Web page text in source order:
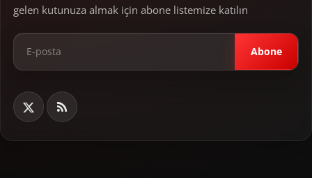
gelen kutunuza almak için abone listemize katılın
Abone